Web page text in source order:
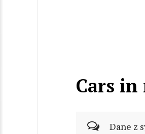
Cars in
Dane z